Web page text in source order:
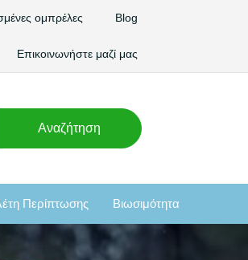
ομπρέλες Blog
Επικοινωνήστε μαζί μας
Αναζήτηση
Περίπτωσης Βιωσιμότητα